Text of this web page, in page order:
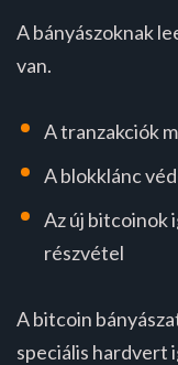
A bányászoknak
van.
A tranzakciók
A blokklánc
Az új bitcoinok
részvétel
A bitcoin
speciális hardvert